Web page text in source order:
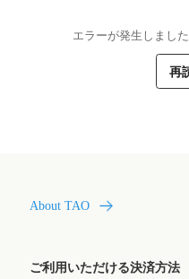
エラーが発生しまし
再
About TAO
ご利用いただける決済方法